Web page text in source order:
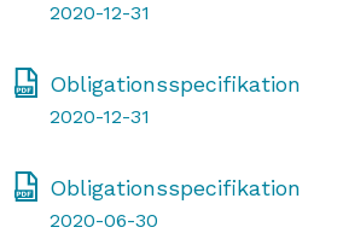
2020-12-31
Obligationsspecifikation
2020-12-31
Obligationsspecifikation
2020-06-30